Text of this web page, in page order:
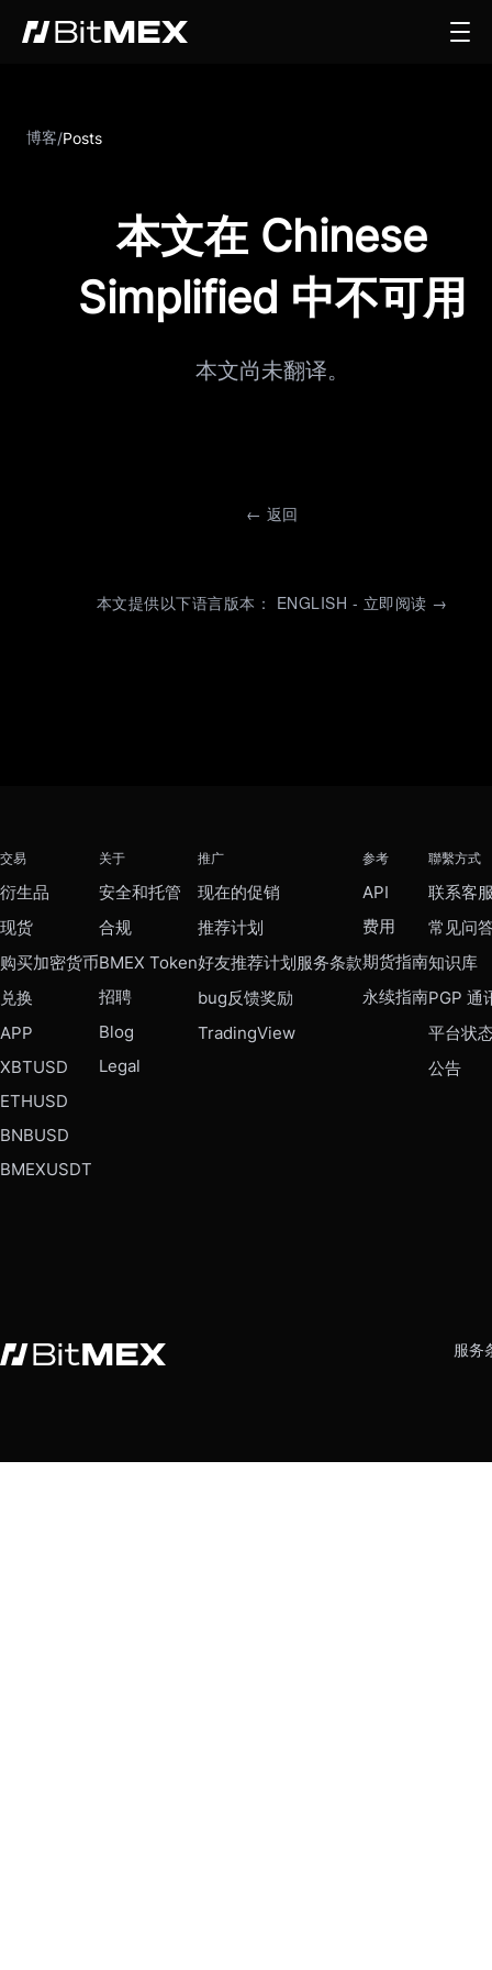
博客/Posts
本文在 Chinese
Simplified 中不可用
本文尚未翻译。
← 返回
本文提供以下语言版本： ENGLISH - 立即阅读 →
交易
衍生品
现货
购买加密货币
兑换
APP
XBTUSD
ETHUSD
BNBUSD
BMEXUSDT
关于
安全和托管
合规
BMEX Token
招聘
Blog
Legal
推广
现在的促销
推荐计划
好友推荐计划服务条款
bug反馈奖励
TradingView
参考
API
费用
期货指南
永续指南
聯繫方式
联系客
常见问
知识库
PGP 通
平台状
公告
服务